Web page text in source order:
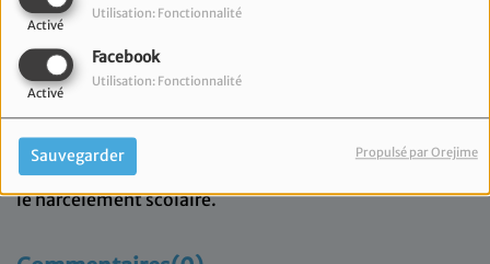
Activé
Utilisation: Fonctionnalité
Facebook
Activé
Utilisation: Fonctionnalité
Sauvegarder Propulsé par Orejime
03 juin 2024
Vanessa Sitbon reçoit Audrey Gutierrez afin de parler
de l'association La Renarde, Ines4ever qui lutte contre
le harcèlement scolaire.